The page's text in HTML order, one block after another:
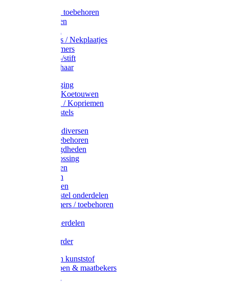
Oormerken toebehoren
Enkelbanden
Halsplaatjes / Nekplaatjes
Kokernummers
Merkspray-/stift
Veemerkschaar
Uierverzorging
Halsters & Koetouwen
Halsriemen / Kopriemen
Koerugborstels
Koe / Stier diversen
Melkers toebehoren
Stalbenodigdheden
Kalververlossing
Stierenringen
Onthoornen
Kalverflessen
Koerugborstel onderdelen
Kalveremmers / toebehoren
Koelift onderdelen
Uieronthaarder
Voerbakken kunststof
Voerscheppen & maatbekers